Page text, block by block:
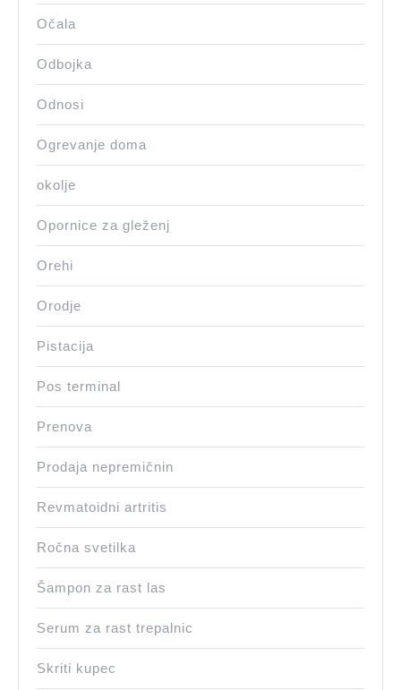
Očala
Odbojka
Odnosi
Ogrevanje doma
okolje
Opornice za gleženj
Orehi
Orodje
Pistacija
Pos terminal
Prenova
Prodaja nepremičnin
Revmatoidni artritis
Ročna svetilka
Šampon za rast las
Serum za rast trepalnic
Skriti kupec